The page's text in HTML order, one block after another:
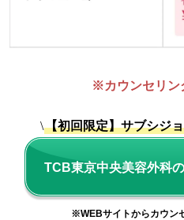
※カウンセリン
\【初回限定】サブシジ
TCB東京中央美容外科
※WEBサイトからカウン